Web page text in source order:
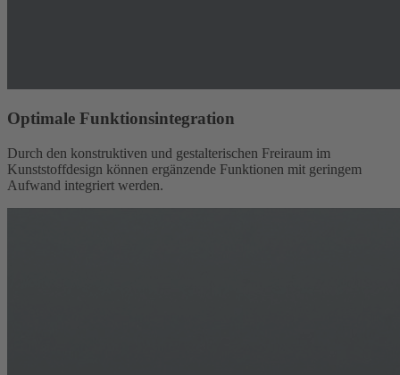
Optimale Funktionsintegration
Durch den konstruktiven und gestalterischen Freiraum im
Kunststoffdesign können ergänzende Funktionen mit geringem
Aufwand integriert werden.